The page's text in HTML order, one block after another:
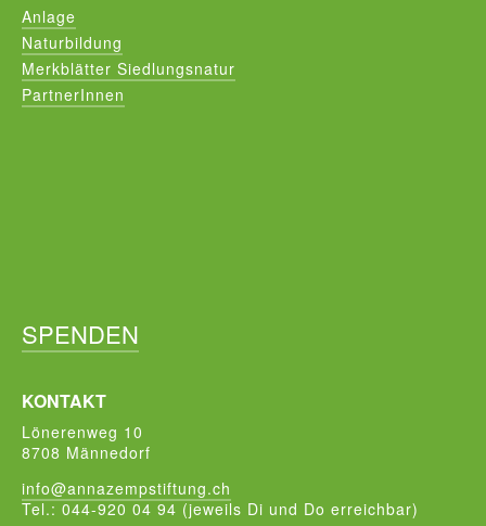
Anlage
Naturbildung
Merkblätter Siedlungsnatur
PartnerInnen
SPENDEN
KONTAKT
Lönerenweg 10
8708 Männedorf
info@annazempstiftung.ch
Tel.: 044-920 04 94 (jeweils Di und Do erreichbar)